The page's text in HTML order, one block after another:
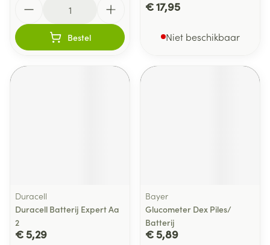
Bestel
€ 17,95
Niet beschikbaar
Duracell
Duracell Batterij Expert Aa
2
€ 5,29
Bayer
Glucometer Dex Piles/
Batterij
€ 5,89